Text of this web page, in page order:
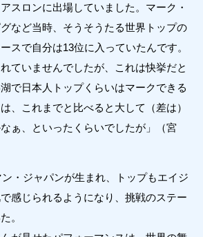
スロンに出場していました。マーク・
など当時、そうそうたる世界トップの
スで自分は13位に入っていたんです。
ていませんでしたが、これは快挙だと
で日本人トップくらいはマークできる
、これまでと比べると大して（差は）
ぁ、といったくらいでしたが」（宮
・ジャパンが生まれ、トップもエイジ
感じられるようになり、挑戦のステー
。